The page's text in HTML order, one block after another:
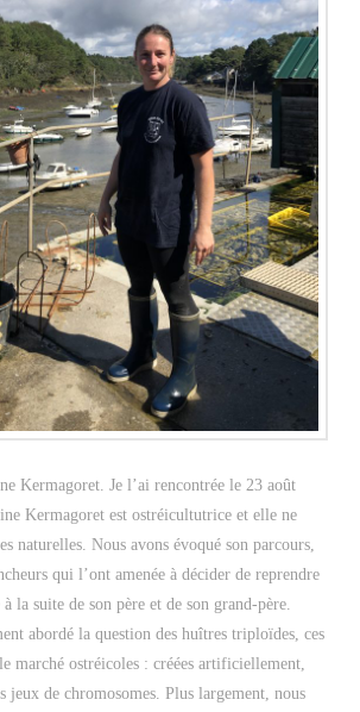
Kermagoret. Je l’ai rencontrée le 23 août
Kermagoret est ostréicultutrice et elle ne
naturelles. Nous avons évoqué son parcours,
qui l’ont amenée à décider de reprendre
la suite de son père et de son grand-père.
abordé la question des huîtres triploïdes, ces
marché ostréicoles : créées artificiellement,
jeux de chromosomes. Plus largement, nous